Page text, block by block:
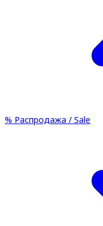
% Распродажа / Sale